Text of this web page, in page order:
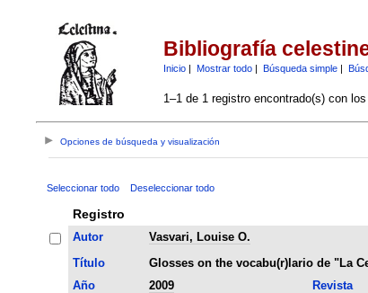
Bibliografía
Inicio| Mostrar todo| Búsqueda simple|
1–1 de 1 registro encontrado(s) con
Opciones de búsqueda y visualización
Seleccionar todo Deseleccionar todo
Registro
Autor
Vasvari, Louise O.
Título
Glosses on the vocabu(r)lario de "La
Año
2009 Revista